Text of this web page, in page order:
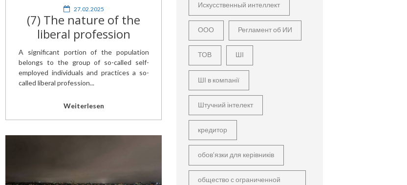
27.02.2025
(7) The nature of the
liberal profession
A significant portion of the population
belongs to the group of so-called self-
employed individuals and practices a so-
called liberal profession...
Weiterlesen
Искусственный интеллект
ООО Регламент об ИИ
ТОВ ШІ
ШІ в компанії
Штучний інтелект
кредитор
обов’язки для керівників
общество с ограниченной